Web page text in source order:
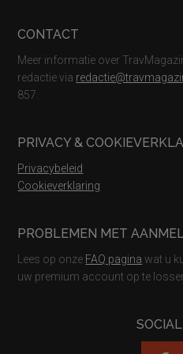
CONTACT
Meer informatie over
redactie via
857.
PRIVACY &
Privacybeleid
Cookieverklaring
PROBLEMEN MET
Lees op onze FAQ pagina wat u
uw premium account op te
SOCIAL